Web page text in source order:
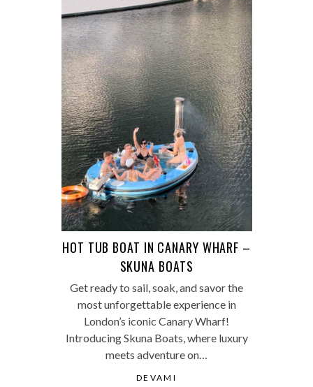
HOT TUB BOAT IN CANARY WHARF –
SKUNA BOATS
Get ready to sail, soak, and savor the
most unforgettable experience in
London’s iconic Canary Wharf!
Introducing Skuna Boats, where luxury
meets adventure on…
DEVAMI